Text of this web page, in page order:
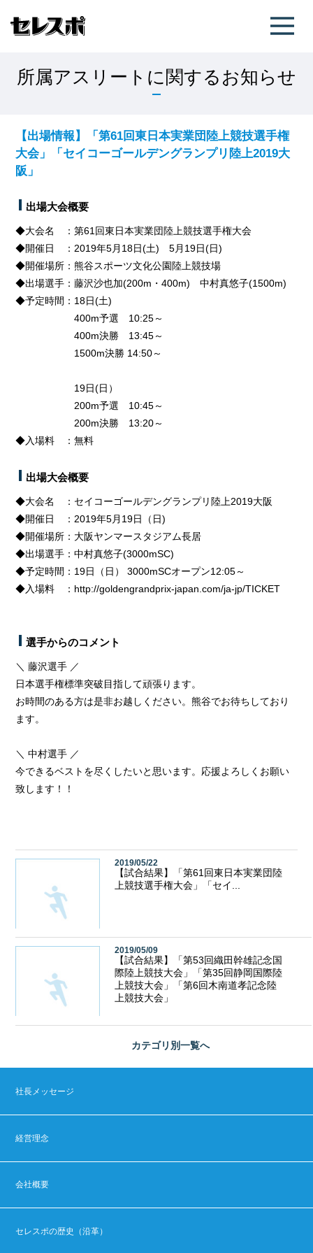
所属アスリートに関するお知らせ
【出場情報】「第61回東日本実業団陸上競技選手権
大会」「セイコーゴールデングランプリ陸上2019大
阪」
出場大会概要
◆大会名 ：第61回東日本実業団陸上競技選手権大会
◆開催日 ：2019年5月18日(土) 5月19日(日)
◆開催場所：熊谷スポーツ文化公園陸上競技場
◆出場選手：藤沢沙也加(200m・400m) 中村真悠子(1500m)
◆予定時間：18日(土)
400m予選 10:25～
400m決勝 13:45～
1500m決勝 14:50～
19日(日）
200m予選 10:45～
200m決勝 13:20～
◆入場料 ：無料
出場大会概要
◆大会名 ：セイコーゴールデングランプリ陸上2019大阪
◆開催日 ：2019年5月19日（日)
◆開催場所：大阪ヤンマースタジアム長居
◆出場選手：中村真悠子(3000mSC)
◆予定時間：19日（日） 3000mSCオープン12:05～
◆入場料 ：http://goldengrandprix-japan.com/ja-jp/TICKET
選手からのコメント
＼ 藤沢選手 ／
日本選手権標準突破目指して頑張ります。
お時間のある方は是非お越しください。熊谷でお待ちしており
ます。
＼ 中村選手 ／
今できるベストを尽くしたいと思います。応援よろしくお願い
致します！！
2019/05/22
【試合結果】「第61回東日本実業団陸
上競技選手権大会」「セイ...
カテゴリ別一覧へ
2019/05/09
【試合結果】「第53回織田幹雄記念国
際陸上競技大会」「第35回静岡国際陸
上競技大会」「第6回木南道孝記念陸
上競技大会」
社長メッセージ
経営理念
会社概要
セレスポの歴史（沿革）